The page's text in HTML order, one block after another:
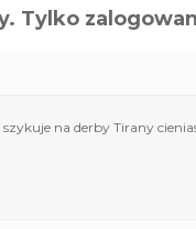
Tylko
szykuje na derby Tirany